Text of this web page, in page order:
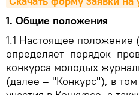
1. Общие положения
1.1 Настоящее
определяет порядок
конкурса молодых
(далее – "Конкурс"), в